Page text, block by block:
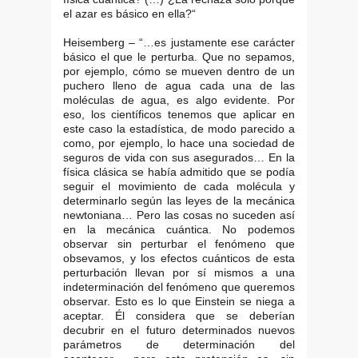
el azar es básico en ella?“
Heisemberg – “…es justamente ese carácter
básico el que le perturba. Que no sepamos,
por ejemplo, cómo se mueven dentro de un
puchero lleno de agua cada una de las
moléculas de agua, es algo evidente. Por
eso, los científicos tenemos que aplicar en
este caso la estadística, de modo parecido a
como, por ejemplo, lo hace una sociedad de
seguros de vida con sus asegurados… En la
física clásica se había admitido que se podía
seguir el movimiento de cada molécula y
determinarlo según las leyes de la mecánica
newtoniana… Pero las cosas no suceden así
en la mecánica cuántica. No podemos
observar sin perturbar el fenómeno que
obsevamos, y los efectos cuánticos de esta
perturbación llevan por sí mismos a una
indeterminación del fenómeno que queremos
observar. Esto es lo que Einstein se niega a
aceptar. Él considera que se deberían
decubrir en el futuro determinados nuevos
parámetros de determinación del